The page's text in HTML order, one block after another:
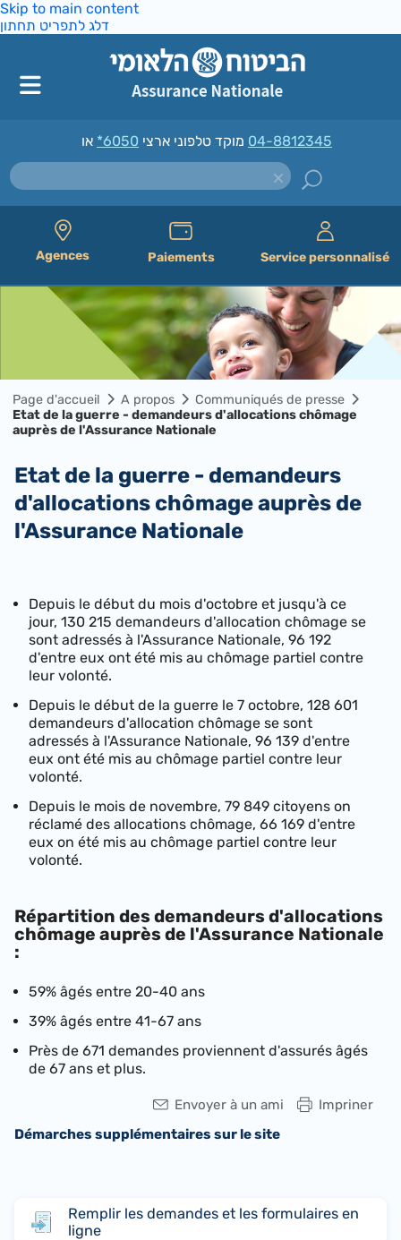
Skip to main content
דלג לתפריט תחתון
מוקד טלפוני ארצי *6050 04-8812345
Agences Paiements Service personnalisé
Page d'accueil A propos
Communiqués de presse
Etat de la guerre - demandeurs d'allocations chômage
auprès de l'Assurance Nationale
Etat de la guerre - demandeurs
d'allocations chômage auprès de
l'Assurance Nationale
​Depuis le début du mois d'octobre et jusqu'à ce
jour, 130 215 demandeurs d'allocation chômage se
sont adressés à l'Assurance Nationale, 96 192
d'entre eux ont été mis au chômage partiel contre
leur volonté.
Depuis le début de la guerre le 7 octobre, 128 601
demandeurs d'allocation chômage se sont
adressés à l'Assurance Nationale, 96 139 d'entre
eux ont été mis au chômage partiel contre leur
volonté.
Depuis le mois de novembre, 79 849 citoyens on
réclamé des allocations chômage, 66 169 d'entre
eux on été mis au chômage partiel contre leur
volonté.
Répartition des demandeurs d'allocations
chômage auprès de l'Assurance Nationale
:
59% âgés entre 20-40 ans
39% âgés entre 41-67 ans
Près de 671 demandes proviennent d'assurés âgés
de 67 ans et plus.
Impriner
Envoyer à un ami
Démarches supplémentaires sur le site
Remplir les demandes et les formulaires en
ligne